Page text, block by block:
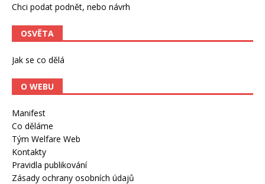
Chci podat podnět, nebo návrh
OSVĚTA
Jak se co dělá
O WEBU
Manifest
Co děláme
Tým Welfare Web
Kontakty
Pravidla publikování
Zásady ochrany osobních údajů